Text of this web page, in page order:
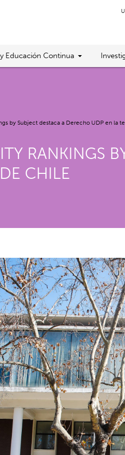
Educación Continua
by Subject destaca a Derecho UDP en la
RANKINGS
CHILE